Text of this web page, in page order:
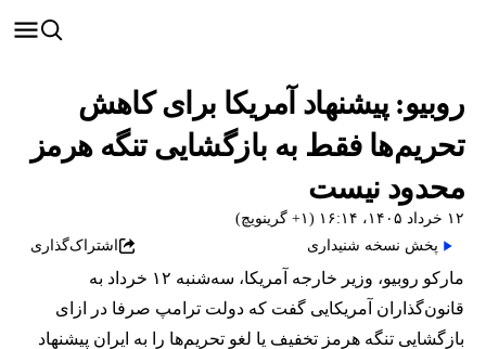
روبیو: پیشنهاد آمریکا برای کاهش
تحریم‌ها فقط به بازگشایی تنگه هرمز
محدود نیست
۱۲ خرداد ۱۴۰۵، ۱۶:۱۴ (‎+۱ گرینویچ)
پخش نسخه شنیداری
اشتراک‌گذاری
مارکو روبیو، وزیر خارجه آمریکا، سه‌شنبه ۱۲ خرداد به
قانون‌گذاران آمریکایی گفت که دولت ترامپ صرفا در ازای
بازگشایی تنگه هرمز تخفیف یا لغو تحریم‌ها را به ایران پیشنهاد